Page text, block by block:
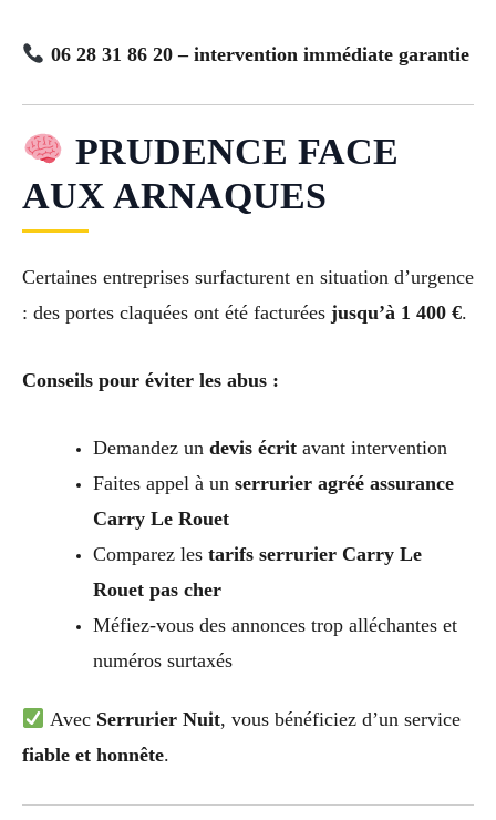
06 28 31 86 20 – intervention immédiate garantie
PRUDENCE FACE
AUX ARNAQUES
Certaines entreprises surfacturent en situation d’urgence
: des portes claquées ont été facturées jusqu’à 1 400 €.
Conseils pour éviter les abus :
Demandez un devis écritavant intervention
Faites appel à un serrurier agréé assurance
Carry Le Rouet
Comparez les tarifs serrurier Carry Le
Rouet pas cher
Méfiez-vous des annonces trop alléchantes et
numéros surtaxés
Avec Serrurier Nuit, vous bénéficiez d’un service
fiable et honnête.